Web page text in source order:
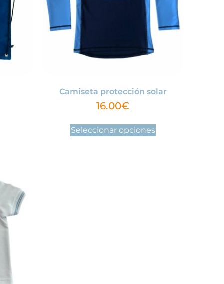
Camiseta protección solar
16.00€
Seleccionar opciones